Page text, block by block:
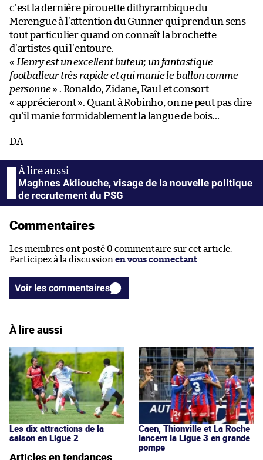
c’est la dernière pirouette dithyrambique du
Merengue à l’attention du Gunner qui prend un sens
tout particulier quand on connaît la brochette
d’artistes qui l’entoure.
« Henry est un excellent buteur, un fantastique
footballeur très rapide et qui manie le ballon comme
personne» . Ronaldo, Zidane, Raul et consort
« apprécieront ». Quant à Robinho, on ne peut pas dire
qu’il manie formidablement la langue de bois…
DA
Maghnes Akliouche, visage de la nouvelle politique
de recrutement du PSG
Commentaires
Les membres ont posté 0 commentaire sur cet article.
Participez à la discussion en vous connectant
Voir les commentaires
À lire aussi
Les dix attractions de la
saison en Ligue 2
Caen, Thionville et La Roche
lancent la Ligue 3 en grande
pompe
Articles en tendances